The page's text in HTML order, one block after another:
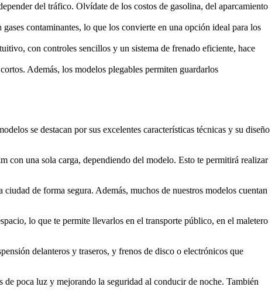
del tráfico. Olvídate de los costos de gasolina, del aparcamiento
contaminantes, lo que los convierte en una opción ideal para los
con controles sencillos y un sistema de frenado eficiente, hace
Además, los modelos plegables permiten guardarlos
se destacan por sus excelentes características técnicas y su diseño
con una sola carga, dependiendo del modelo. Esto te permitirá realizar
de forma segura. Además, muchos de nuestros modelos cuentan
lo que te permite llevarlos en el transporte público, en el maletero
delanteros y traseros, y frenos de disco o electrónicos que
poca luz y mejorando la seguridad al conducir de noche. También